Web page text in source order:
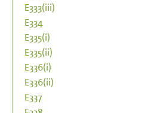
E333(iii)
E334
E335(i)
E335(ii)
E336(i)
E336(ii)
E337